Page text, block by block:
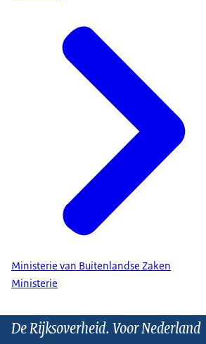
Ministerie van Buitenlandse Zaken
Ministerie
De Rijksoverheid. Voor Nederland